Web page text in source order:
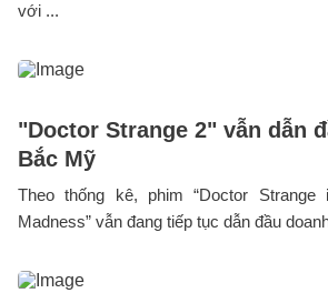
với ...
"Doctor Strange 2" vẫn dẫn
Bắc Mỹ
Theo thống kê, phim “Doctor
Madness” vẫn đang tiếp tục dẫn đầu